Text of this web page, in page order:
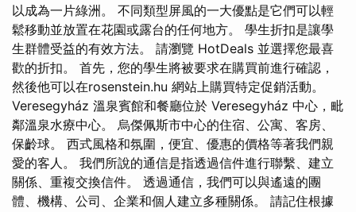
以成為一片綠洲。 不同類型屏風的一大優點是它們可以輕
鬆移動並放置在花園或露台的任何地方。 學生折扣是讓學
生群體受益的有效方法。 請瀏覽 HotDeals 並選擇您最喜
歡的折扣。 首先，您的學生將被要求在購買前進行確認，
然後他可以在rosenstein.hu 網站上購買特定促銷活動。
Veresegyház 溫泉賓館和餐廳位於 Veresegyház 中心，毗
鄰溫泉水療中心。 烏傑佩斯市中心的住宿、公寓、客房、
保齡球。 西式風格和氛圍，便宜、優惠的價格等著我們親
愛的客人。 我們所說的通信是指透過信件進行聯繫、建立
關係、重複交換信件。 透過通信，我們可以與遙遠的團
體、機構、公司、企業和個人建立多種關係。 請記住根據